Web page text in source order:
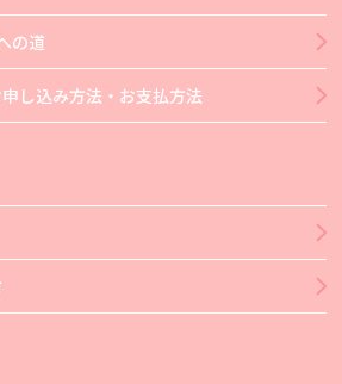
の道
し込み方法・お支払方法